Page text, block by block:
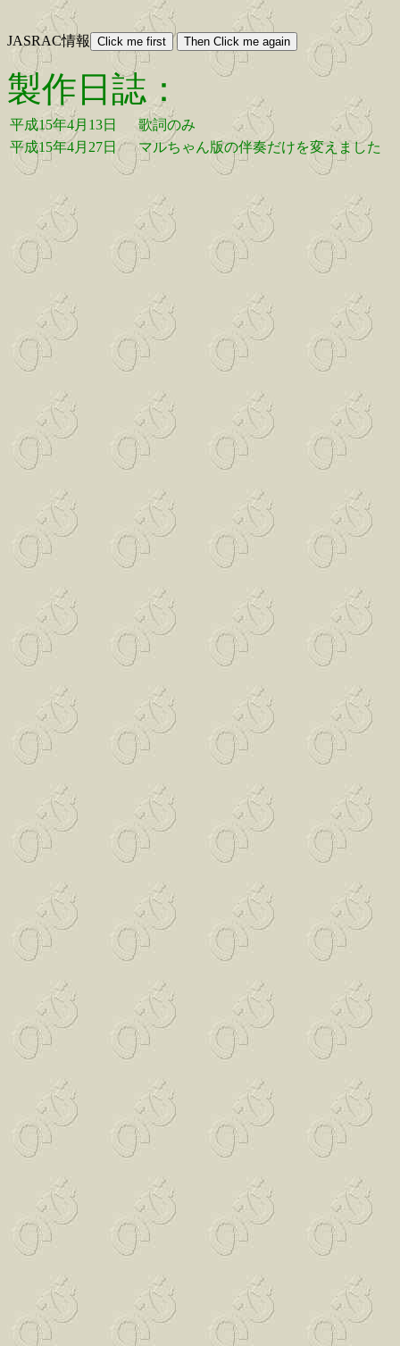
JASRAC情報
製作日誌：
平成15年4月13日
歌詞のみ
平成15年4月27日
マルちゃん版の伴奏だけを変えました